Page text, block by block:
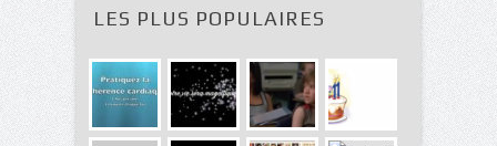
LES PLUS POPULAIRES